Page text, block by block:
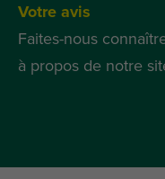
Votre avis
Faites-nous
à propos de notre